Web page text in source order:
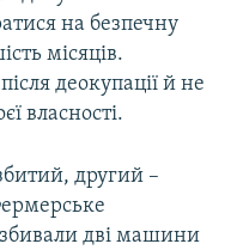
на безпечну
місяців.
деокупації й не
власності.
другий –
дві машини